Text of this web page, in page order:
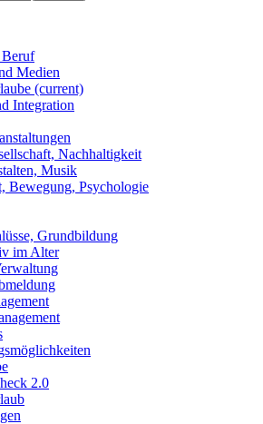
Medien
(current)
Integration
Nachhaltigkeit
Musik
Bewegung, Psychologie
Grundbildung
im Alter
2.0